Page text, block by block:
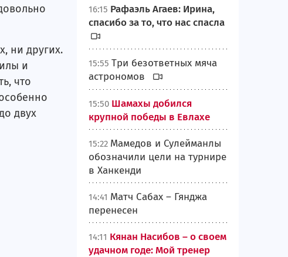
ни других.
и
что
двух
16:15 Рафаэль Агаев: Ирина,
спасибо за то, что нас спасла
15:55 Три безответных мяча
астрономов
15:50 Шамахы добился
крупной победы в Евлахе
15:22 Мамедов и Сулейманлы
обозначили цели на турнире
в Ханкенди
14:41 Матч Сабах – Гянджа
перенесен
14:11 Кянан Насибов – о своем
удачном годе: Мой тренер